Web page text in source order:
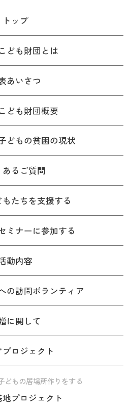
トップ
ども財団とは
あいさつ
ども財団概要
どもの貧困の現状
あるご質問
たちを支援する
ミナーに参加する
動内容
の訪問ボランティア
に関して
ロジェクト
どもの居場所作りをする
プロジェクト